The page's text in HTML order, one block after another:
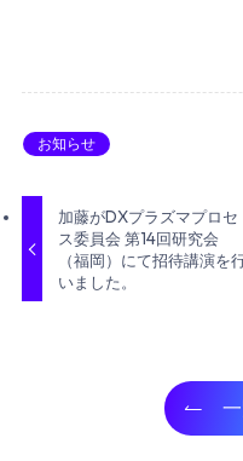
お知らせ
加藤がDXプラズマプロセ
ス委員会 第14回研究会
（福岡）にて招待講演を
いました。